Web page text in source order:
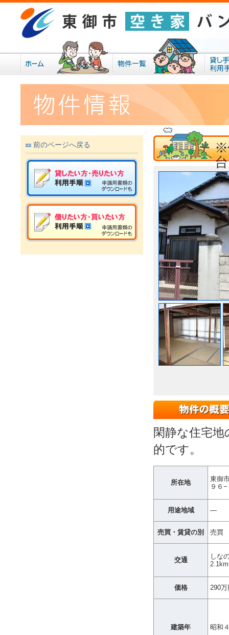
※
閑静な住宅
的です。
所在地
東御
９６
用途地域 ―
売買・賃貸の別 売買
交通
しな
価格 290万
建築年 昭和
前のページへ戻る